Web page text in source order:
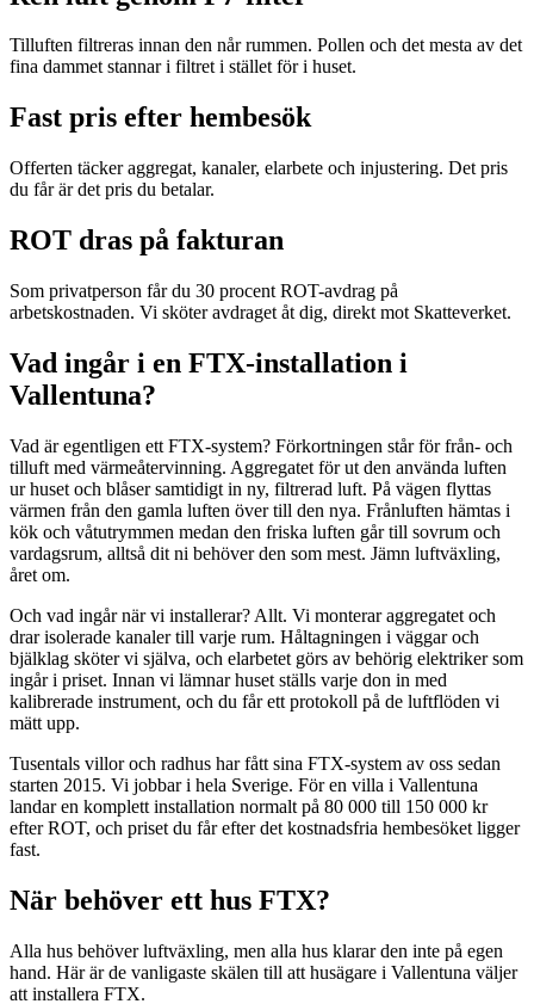
Tilluften filtreras innan den når rummen. Pollen och det mesta av det
fina dammet stannar i filtret i stället för i huset.
Fast pris efter hembesök
Offerten täcker aggregat, kanaler, elarbete och injustering. Det pris
du får är det pris du betalar.
ROT dras på fakturan
Som privatperson får du 30 procent ROT-avdrag på
arbetskostnaden. Vi sköter avdraget åt dig, direkt mot Skatteverket.
Vad ingår i en FTX-installation i
Vallentuna?
Vad är egentligen ett FTX-system? Förkortningen står för från- och
tilluft med värmeåtervinning. Aggregatet för ut den använda luften
ur huset och blåser samtidigt in ny, filtrerad luft. På vägen flyttas
värmen från den gamla luften över till den nya. Frånluften hämtas i
kök och våtutrymmen medan den friska luften går till sovrum och
vardagsrum, alltså dit ni behöver den som mest. Jämn luftväxling,
året om.
Och vad ingår när vi installerar? Allt. Vi monterar aggregatet och
drar isolerade kanaler till varje rum. Håltagningen i väggar och
bjälklag sköter vi själva, och elarbetet görs av behörig elektriker som
ingår i priset. Innan vi lämnar huset ställs varje don in med
kalibrerade instrument, och du får ett protokoll på de luftflöden vi
mätt upp.
Tusentals villor och radhus har fått sina FTX-system av oss sedan
starten 2015. Vi jobbar i hela Sverige. För en villa i Vallentuna
landar en komplett installation normalt på 80 000 till 150 000 kr
efter ROT, och priset du får efter det kostnadsfria hembesöket ligger
fast.
När behöver ett hus FTX?
Alla hus behöver luftväxling, men alla hus klarar den inte på egen
hand. Här är de vanligaste skälen till att husägare i Vallentuna väljer
att installera FTX.